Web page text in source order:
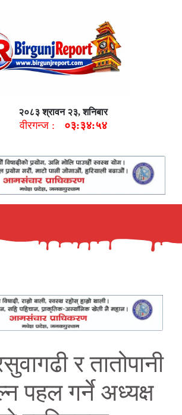
२०८३ श्रावन २३, शनिबार
वीरगन्ज : ०३:३४:५५
र तातोपानी
पहल गर्ने अध्यक्ष